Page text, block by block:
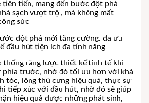
tiên tiến, mang đến bước đột phá
sạch vượt trội, mà không mất
sức
đột phá mới tăng cường, đa ưu
đầu hút tiện ích đa tính năng
thống răng lược thiết kế tinh tế khi
phía trước, nhờ đó tối ưu hơn với khả
tóc, lông thú cưng hiệu quả, thực sự
tiếp xúc với đầu hút, nhờ đó sẽ giúp
hiệu quả được những phát sinh,